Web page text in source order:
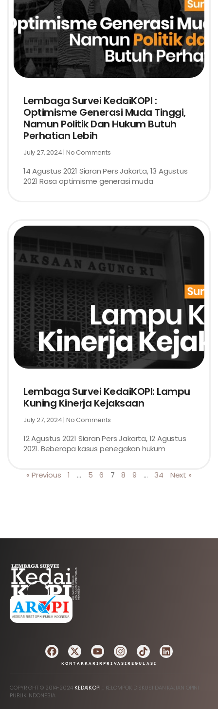
Lembaga Survei KedaiKOPI :
Optimisme Generasi Muda Tinggi,
Namun Politik Dan Hukum Butuh
Perhatian Lebih
July 27, 2024 No Comments
14 Agustus 2021 Siaran Pers Jakarta, 13 Agustus
2021 Rasa optimisme generasi muda
Lembaga Survei KedaiKOPI: Lampu
Kuning Kinerja Kejaksaan
July 27, 2024 No Comments
12 Agustus 2021 Siaran Pers Jakarta, 12 Agustus
2021. Beberapa kasus penegakan hukum
« Previous 1 … 5 6 7 8 9 … 34 Next »
AFILIASI
KONTAK KARIRPRIVASI REGULASI
COPYRIGHT © 2014-2024 KEDAIKOPI :: KELOMPOK DISKUSI DAN KAJIAN OPINI
PUBLIK INDONESIA